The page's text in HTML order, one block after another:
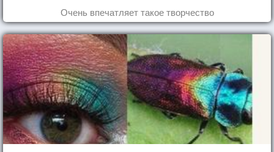
Очень впечатляет такое творчество